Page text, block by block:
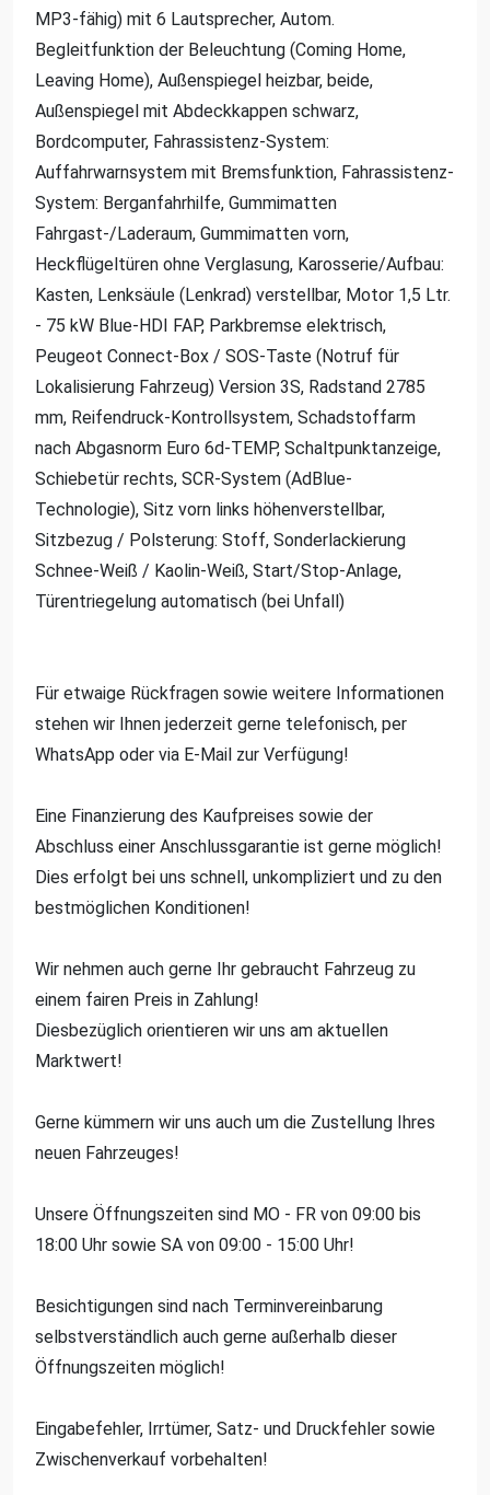
MP3-fähig) mit 6 Lautsprecher, Autom.
Begleitfunktion der Beleuchtung (Coming Home,
Leaving Home), Außenspiegel heizbar, beide,
Außenspiegel mit Abdeckkappen schwarz,
Bordcomputer, Fahrassistenz-System:
Auffahrwarnsystem mit Bremsfunktion, Fahrassistenz-
System: Berganfahrhilfe, Gummimatten
Fahrgast-/Laderaum, Gummimatten vorn,
Heckflügeltüren ohne Verglasung, Karosserie/Aufbau:
Kasten, Lenksäule (Lenkrad) verstellbar, Motor 1,5 Ltr.
- 75 kW Blue-HDI FAP, Parkbremse elektrisch,
Peugeot Connect-Box / SOS-Taste (Notruf für
Lokalisierung Fahrzeug) Version 3S, Radstand 2785
mm, Reifendruck-Kontrollsystem, Schadstoffarm
nach Abgasnorm Euro 6d-TEMP, Schaltpunktanzeige,
Schiebetür rechts, SCR-System (AdBlue-
Technologie), Sitz vorn links höhenverstellbar,
Sitzbezug / Polsterung: Stoff, Sonderlackierung
Schnee-Weiß / Kaolin-Weiß, Start/Stop-Anlage,
Türentriegelung automatisch (bei Unfall)
Für etwaige Rückfragen sowie weitere Informationen
stehen wir Ihnen jederzeit gerne telefonisch, per
WhatsApp oder via E-Mail zur Verfügung!
Eine Finanzierung des Kaufpreises sowie der
Abschluss einer Anschlussgarantie ist gerne möglich!
Dies erfolgt bei uns schnell, unkompliziert und zu den
bestmöglichen Konditionen!
Wir nehmen auch gerne Ihr gebraucht Fahrzeug zu
einem fairen Preis in Zahlung!
Diesbezüglich orientieren wir uns am aktuellen
Marktwert!
Gerne kümmern wir uns auch um die Zustellung Ihres
neuen Fahrzeuges!
Unsere Öffnungszeiten sind MO - FR von 09:00 bis
18:00 Uhr sowie SA von 09:00 - 15:00 Uhr!
Besichtigungen sind nach Terminvereinbarung
selbstverständlich auch gerne außerhalb dieser
Öffnungszeiten möglich!
Eingabefehler, Irrtümer, Satz- und Druckfehler sowie
Zwischenverkauf vorbehalten!